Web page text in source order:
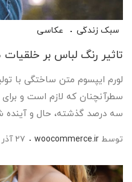
سبک زندگی عکاسی
تاثیر رنگ لباس بر
لورم ایپسوم متن ساختگی با
سطرآنچنان که لازم است و برای
سه درصد گذشته، حال و آینده
توسط woocommerce.ir ۲۷ آذر ۱۳۹۸ - ۱۸ دسامبر ۲۰۱۹